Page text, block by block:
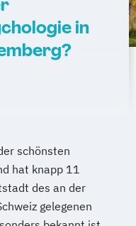
in
schönsten
hat knapp 11
des an der
gelegenen